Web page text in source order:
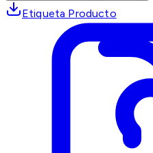
Etiqueta Producto